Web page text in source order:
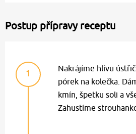
Postup přípravy receptu
1
Nakrájíme hlívu
pórek na kolečka.
kmín, špetku soli a
Zahustíme